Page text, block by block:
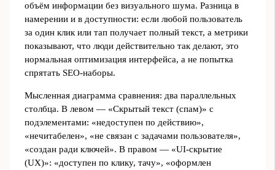
объём информации без визуального шума. Разница в
намерении и в доступности: если любой пользователь
за один клик или тап получает полный текст, а метрики
показывают, что люди действительно так делают, это
нормальная оптимизация интерфейса, а не попытка
спрятать SEO-наборы.
Мысленная диаграмма сравнения: два параллельных
столбца. В левом — «Скрытый текст (спам)» с
подэлементами: «недоступен по действию»,
«нечитабелен», «не связан с задачами пользователя»,
«создан ради ключей». В правом — «UI-скрытие
(UX)»: «доступен по клику, тачу», «оформлен